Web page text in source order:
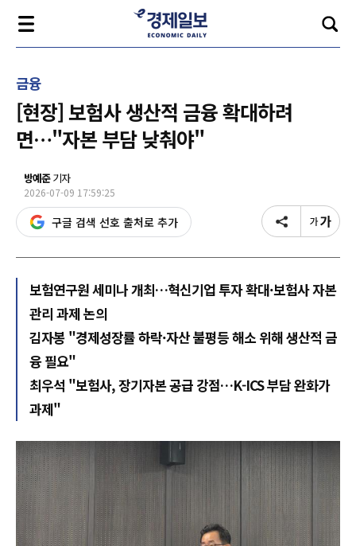
금융
[현장] 보험사 생산적 금융 확대하려
면…"자본 부담 낮춰야"
방예준기자
2026-07-09 17:59:25
구글 검색 선호 출처로 추가
보험연구원 세미나 개최…혁신기업 투자 확대·보험사 자본
관리 과제 논의
김자봉 "경제성장률 하락·자산 불평등 해소 위해 생산적 금
융 필요"
최우석 "보험사, 장기자본 공급 강점…K-ICS 부담 완화가
과제"